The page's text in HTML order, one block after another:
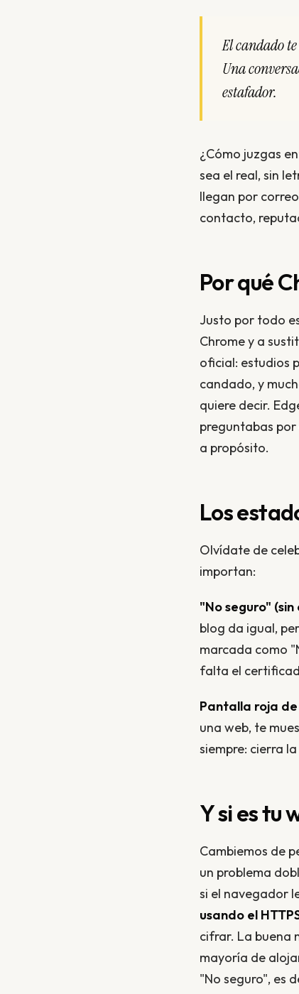
El candado
Una
estafador.
¿Cómo juzgas
sea el real, sin
llegan por
contacto,
Por qué
Justo por todo
Chrome y a
oficial: estudios
candado, y
quiere decir.
preguntabas por
a propósito.
Los
Olvídate de
importan:
"No seguro"
blog da igual,
marcada como
falta el
Pantalla roja
una web, te
siempre: cierra
Y si es tu
Cambiemos de
un problema
si el navegador
usando el
cifrar. La buena
mayoría de
"No seguro", es